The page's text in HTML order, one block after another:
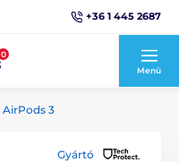
+36 1 445 2687
0
Menü
AirPods 3
Gyártó